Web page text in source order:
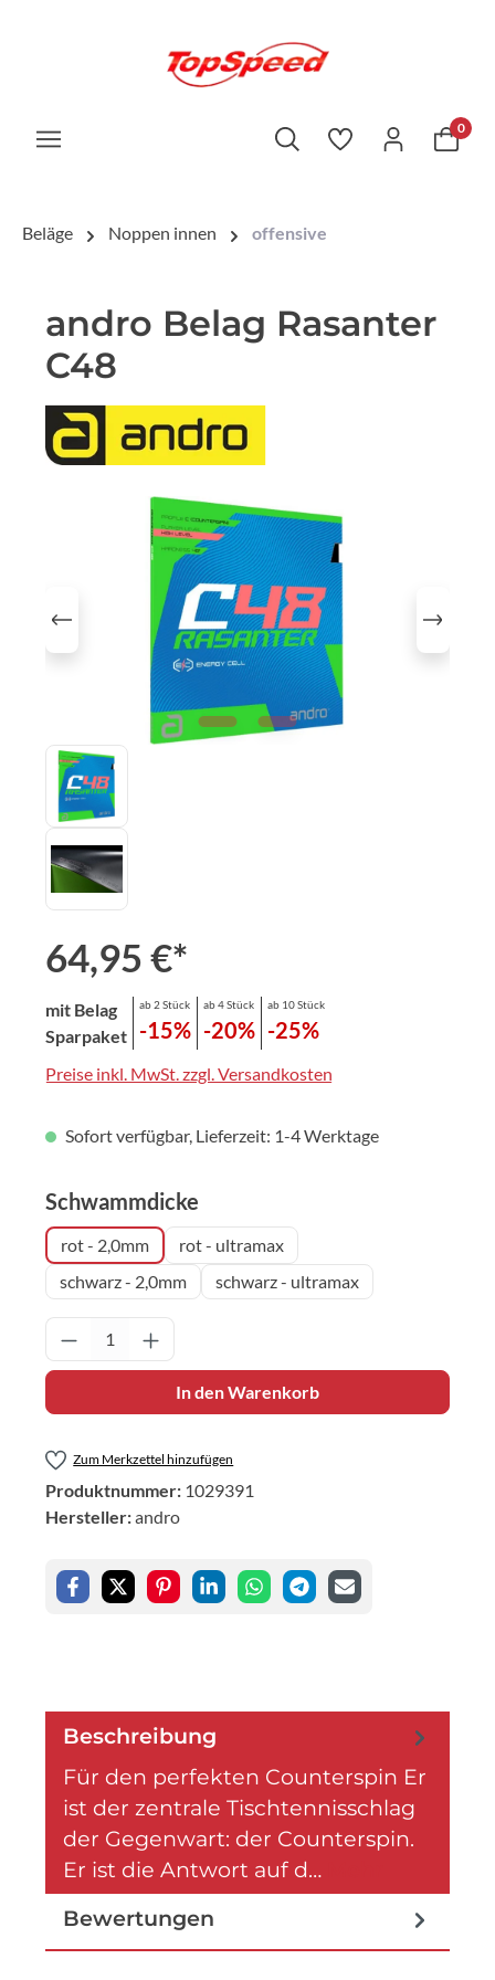
0
Beläge Noppen innen offensive
andro Belag Rasanter
C48
Bildergalerie überspringen
64,95 €*
mit Belag
Sparpaket
ab 2 Stück
-15%
ab 4 Stück
-20%
ab 10 Stück
-25%
Preise inkl. MwSt. zzgl. Versandkosten
Sofort verfügbar, Lieferzeit: 1-4 Werktage
Schwammdicke
rot - 2,0mm
rot - ultramax
schwarz - 2,0mm
schwarz - ultramax
Produkt Anzahl: Gib den gewünschten
In den Warenkorb
Zum Merkzettel hinzufügen
Produktnummer: 1029391
Hersteller:andro
Beschreibung
Für den perfekten Counterspin Er
ist der zentrale Tischtennisschlag
der Gegenwart: der Counterspin.
Er ist die Antwort auf d…
Bewertungen